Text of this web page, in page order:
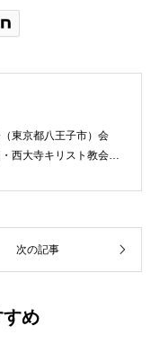
東京都八王子市）会
西大寺キリスト教会
部卒業。９０年代、い
独立。
次の記事
すめ